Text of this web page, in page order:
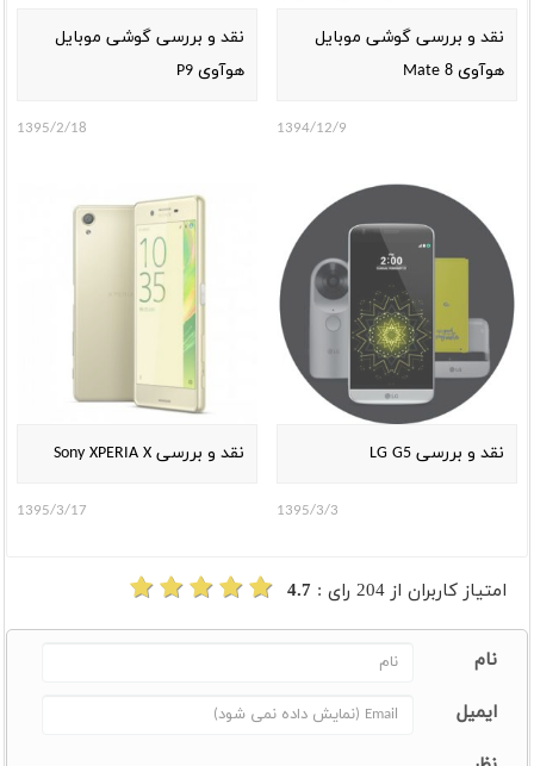
نقد و بررسی گوشی موبایل
هوآوی Mate 8
1394/12/9
نقد و بررسی گوشی موبایل
هوآوی P9
1395/2/18
نقد و بررسی LG G5
1395/3/3
نقد و بررسی Sony XPERIA X
1395/3/17
امتیاز کاربران از 204 رای : 4.7
نام
ایمیل